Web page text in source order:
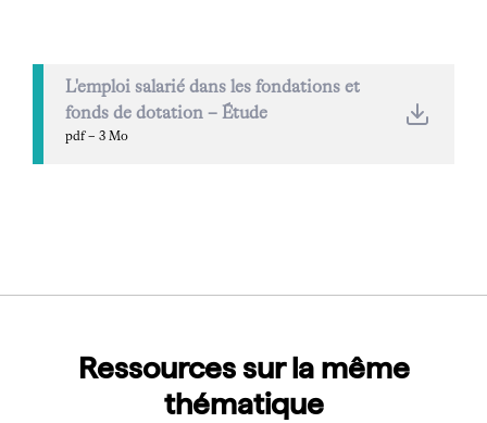
L'emploi salarié dans les fondations et
fonds de dotation – Étude
pdf – 3 Mo
Ressources sur la même
thématique